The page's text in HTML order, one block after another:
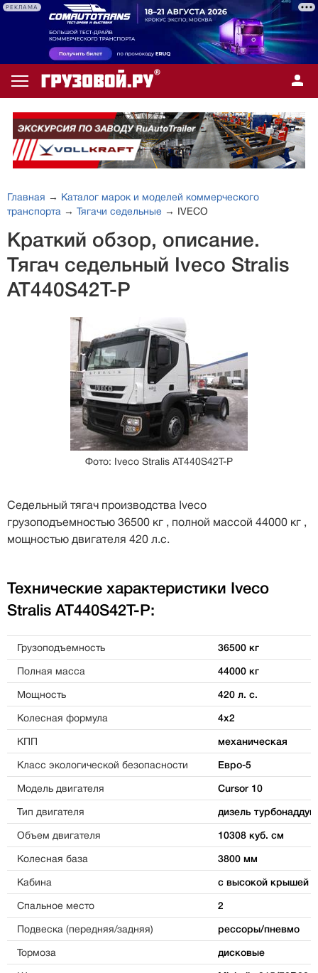
РЕКЛАМА
Главная → Каталог марок и моделей коммерческого
транспорта → Тягачи седельные → IVECO
Краткий обзор, описание.
Тягач седельный Iveco Stralis
AT440S42T-P
Фото: Iveco Stralis AT440S42T-P
Седельный тягач производства Iveco
грузоподъемностью 36500 кг , полной массой 44000 кг ,
мощностью двигателя 420 л.с.
Технические характеристики Iveco
Stralis AT440S42T-P:
Грузоподъемность 36500 кг
Полная масса 44000 кг
Мощность 420 л. с.
Колесная формула 4х2
КПП механическая
Класс экологической безопасности Евро-5
Модель двигателя Cursor 10
Тип двигателя дизель турбонаддув
Объем двигателя 10308 куб. см
Колесная база 3800 мм
Кабина с высокой крышей
Спальное место 2
Подвеска (передняя/задняя) рессоры/пневмо
Тормоза дисковые